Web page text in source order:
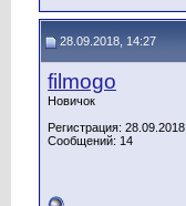
28.09.2018, 14:27
filmogo
Новичок
Регистрация: 28.09.2018
Сообщений: 14